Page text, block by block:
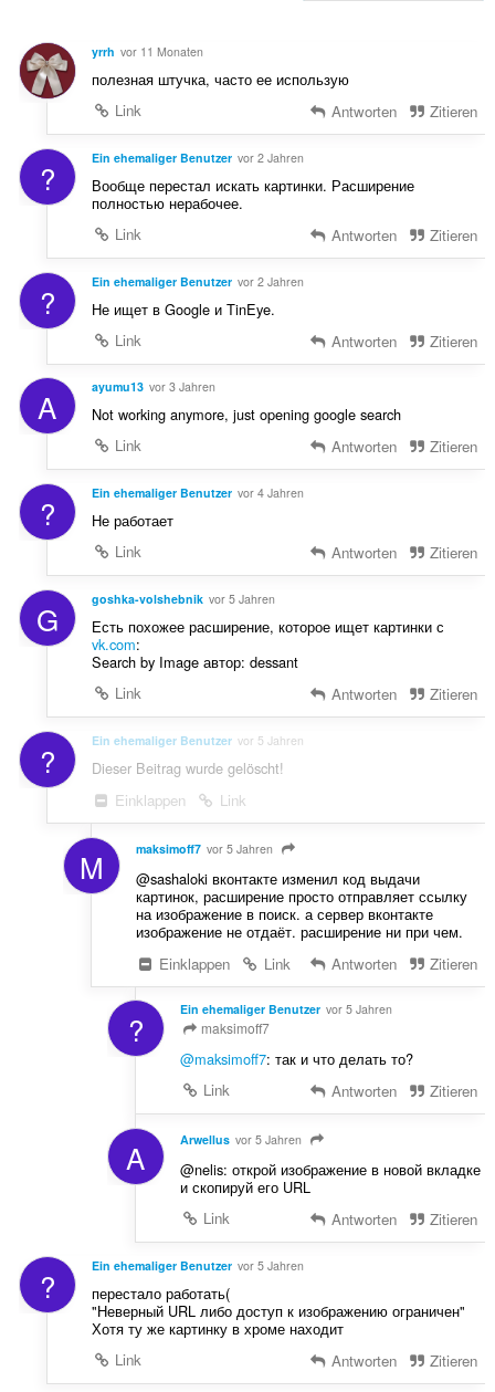
n
e
:
yrrh vor 11 Monaten
полезная штучка, часто ее использую
Link
Antworten Zitieren
? Ein ehemaliger Benutzer vor 2 Jahren
Вообще перестал искать картинки. Расширение
полностью нерабочее.
Link
Antworten Zitieren
? Ein ehemaliger Benutzer vor 2 Jahren
Не ищет в Google и TinEye.
Link
Antworten Zitieren
A ayumu13 vor 3 Jahren
Not working anymore, just opening google search
Link
Antworten Zitieren
? Ein ehemaliger Benutzer vor 4 Jahren
Не работает
Link
Antworten Zitieren
G goshka-volshebnik vor 5 Jahren
Есть похожее расширение, которое ищет картинки с
vk.com:
Search by Image автор: dessant
Link
Antworten Zitieren
? Ein ehemaliger Benutzer vor 5 Jahren
Dieser Beitrag wurde gelöscht!
Einklappen
Link
M maksimoff7 vor 5 Jahren
@sashaloki вконтакте изменил код выдачи
картинок, расширение просто отправляет ссылку
на изображение в поиск. а сервер вконтакте
изображение не отдаёт. расширение ни при чем.
Einklappen
Link Antworten Zitieren
? Ein ehemaliger Benutzer vor 5 Jahren
maksimoff7
@maksimoff7: так и что делать то?
Link
Antworten Zitieren
A Arwellus vor 5 Jahren
@nelis: открой изображение в новой вкладке
и скопируй его URL
Link
Antworten Zitieren
? Ein ehemaliger Benutzer vor 5 Jahren
перестало работать(
"Неверный URL либо доступ к изображению ограничен"
Хотя ту же картинку в хроме находит
Link
Antworten Zitieren